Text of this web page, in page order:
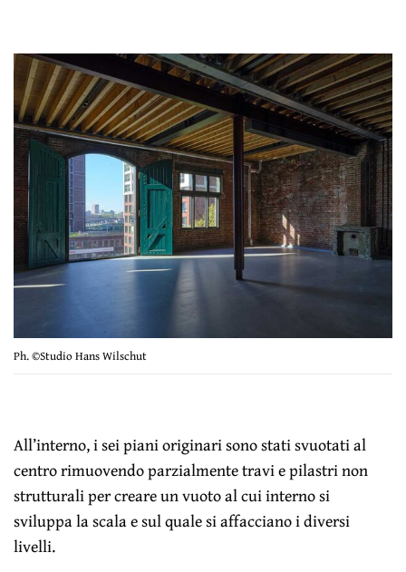
Ph. ©Studio Hans Wilschut
All’interno, i sei piani originari sono stati svuotati al
centro rimuovendo parzialmente travi e pilastri non
strutturali per creare un vuoto al cui interno si
sviluppa la scala e sul quale si affacciano i diversi
livelli.